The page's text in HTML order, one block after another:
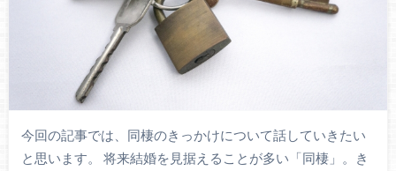
今回の記事では、同棲のきっかけについて話していきたい
と思います。 将来結婚を見据えることが多い「同棲」。き